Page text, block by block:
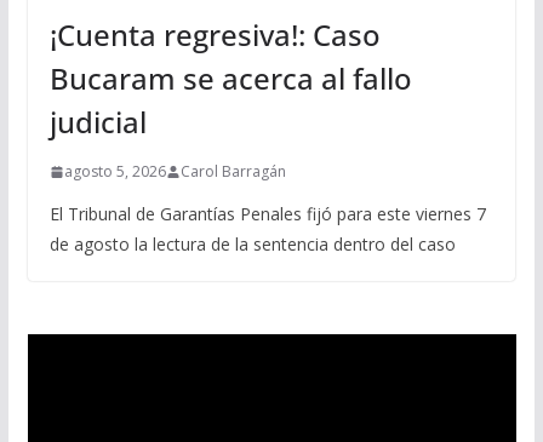
¡Cuenta regresiva!: Caso
Bucaram se acerca al fallo
judicial
agosto 5, 2026 Carol Barragán
El Tribunal de Garantías Penales fijó para este viernes 7
de agosto la lectura de la sentencia dentro del caso